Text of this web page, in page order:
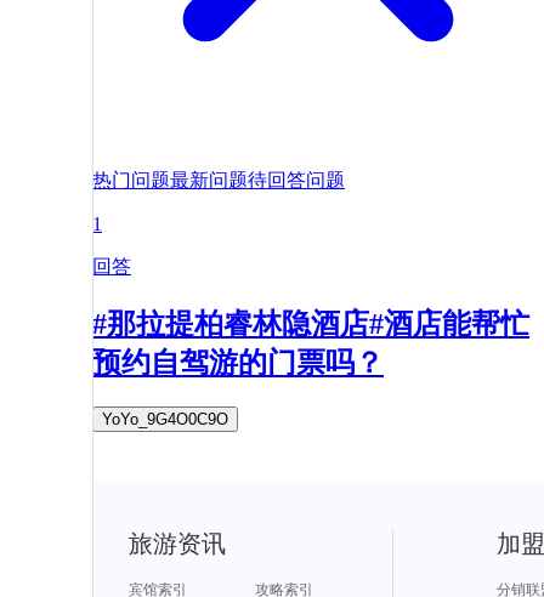
热门问题最新问题待回答问题
1
回答
#那拉提柏睿林隐酒店#酒店能帮忙
预约自驾游的门票吗？
YoYo_9G4O0C9O
旅游资讯
宾馆索引
攻略索引
加
分销联